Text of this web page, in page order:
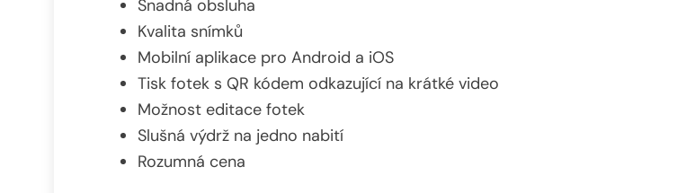
Snadná obsluha
Kvalita snímků
Mobilní aplikace pro Android a iOS
Tisk fotek s QR kódem odkazující na krátké video
Možnost editace fotek
Slušná výdrž na jedno nabití
Rozumná cena